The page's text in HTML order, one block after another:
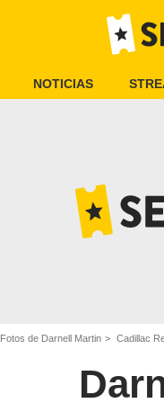
NOTICIAS
Fotos de Darnell Martin Cadillac